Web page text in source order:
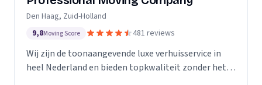
Den Haag, Zuid-Holland
9,8Moving Score 481 reviews
Wij zijn de toonaangevende luxe verhuisservice in
heel Nederland en bieden topkwaliteit zonder het